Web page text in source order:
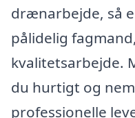
drænarbejde, så
pålidelig
kvalitetsarbejde.
du hurtigt og
professionelle